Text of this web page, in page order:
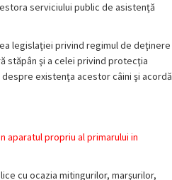
serviciului public de asistenţă
legislaţiei privind regimul de deţinere
stăpân şi a celei privind protecţia
existenţa acestor câini şi acordă
propriu al primarului in
cu ocazia mitingurilor, marşurilor,